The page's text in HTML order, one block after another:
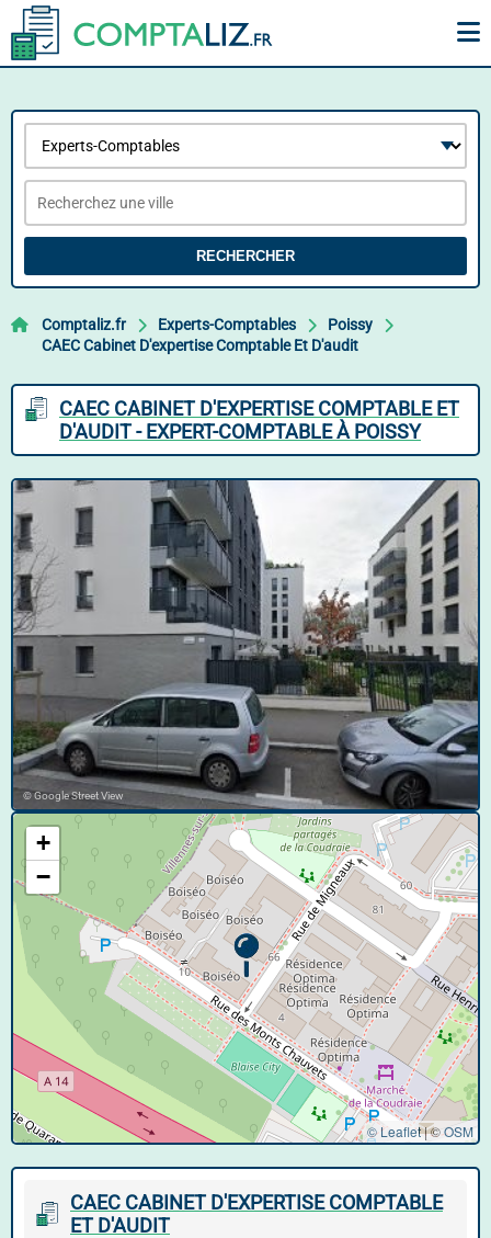
RECHERCHER
Comptaliz.fr Experts-Comptables
Poissy
CAEC Cabinet D'expertise Comptable Et D'audit
CAEC CABINET D'EXPERTISE COMPTABLE ET
D'AUDIT - EXPERT-COMPTABLE À POISSY
© Google Street View
+
−
© Leaflet|©OSM
CAEC CABINET D'EXPERTISE COMPTABLE
ET D'AUDIT